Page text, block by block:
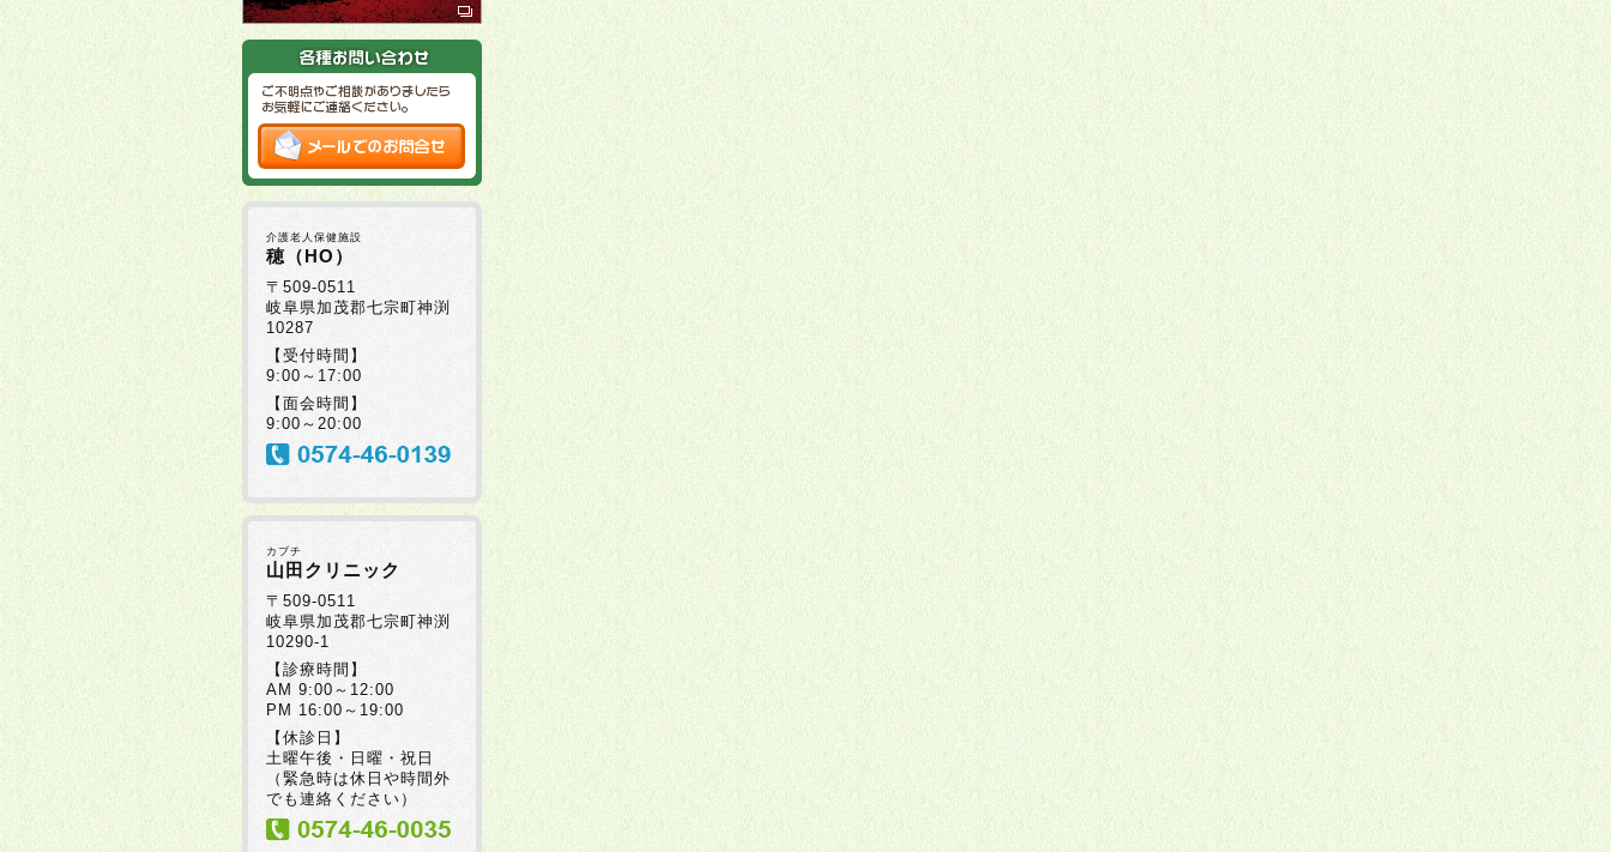
介護老人保健施設
穂（HO）
〒509-0511
岐阜県加茂郡七宗町神渕
10287
【受付時間】
9:00～17:00
【面会時間】
9:00～20:00
カブチ
山田クリニック
〒509-0511
岐阜県加茂郡七宗町神渕
10290-1
【診療時間】
AM 9:00～12:00
PM 16:00～19:00
【休診日】
土曜午後・日曜・祝日
（緊急時は休日や時間外
でも連絡ください）